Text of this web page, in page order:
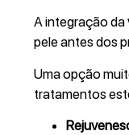
A integração da
pele antes dos
Uma opção
tratamentos